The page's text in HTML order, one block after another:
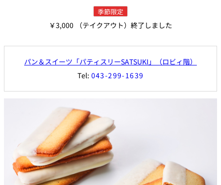
レストランギ
フト券
ーティープラ
ン
室お祝いプラ
ン
シャンパーニ
リュット・ロ クアウトメニ
ュー
誕生日や記念 よくあるご質
季節限定
￥3,000 （テイクアウト）終了しました
パン＆スイーツ「パティスリーSATSUKI」（ロビィ階）
Tel: 043-299-1639